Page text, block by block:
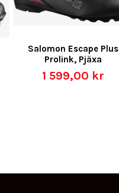
Salomon Escape Plus
Prolink, Pjäxa
1 599,00 kr